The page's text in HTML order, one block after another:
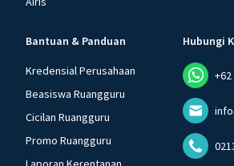
Bantuan & Panduan
Kredensial Perusahaan
Beasiswa Ruangguru
Cicilan Ruangguru
Promo Ruangguru
Hubungi